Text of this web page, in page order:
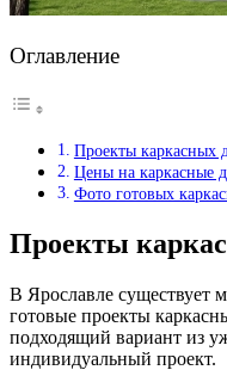
Оглавление
Проекты каркасных
Цены на каркасные
Фото готовых
Проекты
В Ярославле существует
готовые проекты
подходящий вариант из
индивидуальный проект.